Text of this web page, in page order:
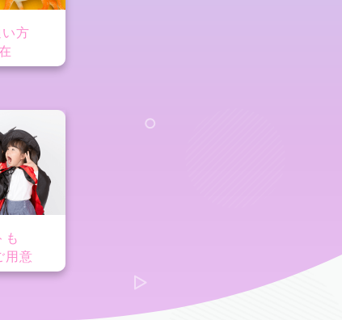
方
も
用意